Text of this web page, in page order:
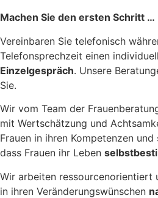
Machen Sie den ersten Schritt …
Vereinbaren Sie telefonisch
Telefonsprechzeit einen
Einzelgespräch. Unsere
Sie.
Wir vom Team der
mit Wertschätzung und
Frauen in ihren Kompetenzen
dass Frauen ihr Leben
Wir arbeiten ressourcenorientiert
in ihren Veränderungswünschen